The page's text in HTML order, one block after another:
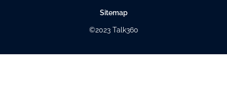
Sitemap
©2023 Talk360